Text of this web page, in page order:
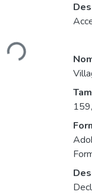
Cargando...